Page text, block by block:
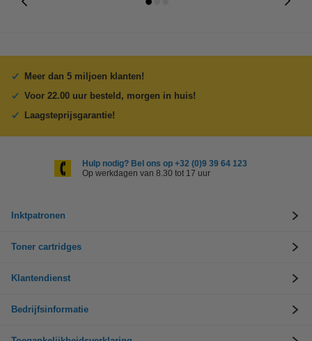
Meer dan 5 miljoen klanten!
Voor 22.00 uur besteld, morgen in huis!
Laagsteprijsgarantie!
Hulp nodig? Bel ons op +32 (0)9 39 64 123
Op werkdagen van 8.30 tot 17 uur
Inktpatronen
Toner cartridges
Klantendienst
Bedrijfsinformatie